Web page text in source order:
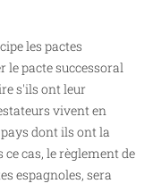
les pactes
le pacte successoral
s'ils ont leur
vivent en
dont ils ont la
cas, le règlement de
espagnoles, sera